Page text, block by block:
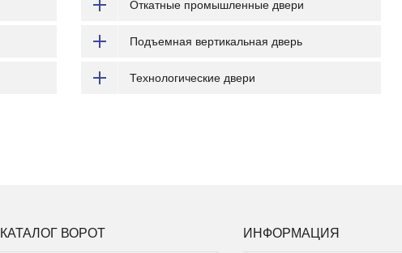
Откатные промышленные двери
Подъемная вертикальная дверь
Технологические двери
КАТАЛОГ ВОРОТ ИНФОРМАЦИЯ